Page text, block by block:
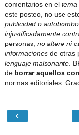
comentarios en el tema
este posteo, no use
publicidad o autobombo
injustificadamente
personas, no altere ni
informaciones de otras
lenguaje malsonante .
de borrar aquellos
normas editoriales.
‹